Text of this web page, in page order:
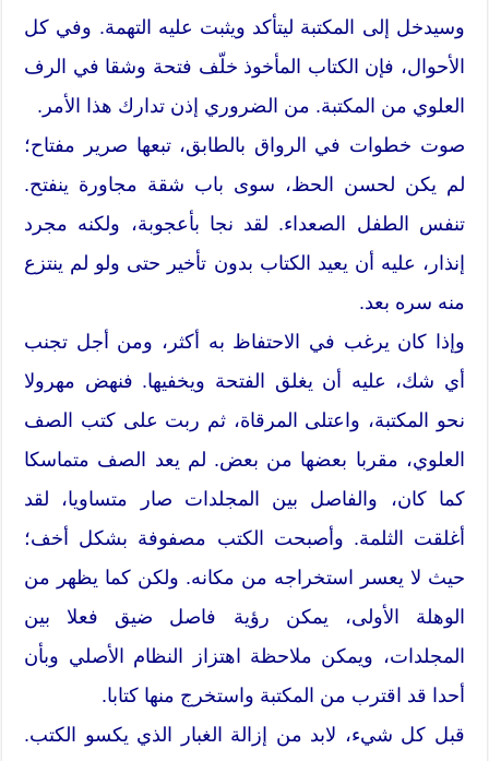
وسيدخل إلى المكتبة ليتأكد ويثبت عليه التهمة. وفي كل
الأحوال، فإن الكتاب المأخوذ خلّف فتحة وشقا في الرف
العلوي من المكتبة. من الضروري إذن تدارك هذا الأمر.
صوت خطوات في الرواق بالطابق، تبعها صرير مفتاح؛
لم يكن لحسن الحظ، سوى باب شقة مجاورة ينفتح.
تنفس الطفل الصعداء. لقد نجا بأعجوبة، ولكنه مجرد
إنذار، عليه أن يعيد الكتاب بدون تأخير حتى ولو لم ينتزع
منه سره بعد.
وإذا كان يرغب في الاحتفاظ به أكثر، ومن أجل تجنب
أي شك، عليه أن يغلق الفتحة ويخفيها. فنهض مهرولا
نحو المكتبة، واعتلى المرقاة، ثم ربت على كتب الصف
العلوي، مقربا بعضها من بعض. لم يعد الصف متماسكا
كما كان، والفاصل بين المجلدات صار متساويا، لقد
أغلقت الثلمة. وأصبحت الكتب مصفوفة بشكل أخف؛
حيث لا يعسر استخراجه من مكانه. ولكن كما يظهر من
الوهلة الأولى، يمكن رؤية فاصل ضيق فعلا بين
المجلدات، ويمكن ملاحظة اهتزاز النظام الأصلي وبأن
أحدا قد اقترب من المكتبة واستخرج منها كتابا.
قبل كل شيء، لابد من إزالة الغبار الذي يكسو الكتب.